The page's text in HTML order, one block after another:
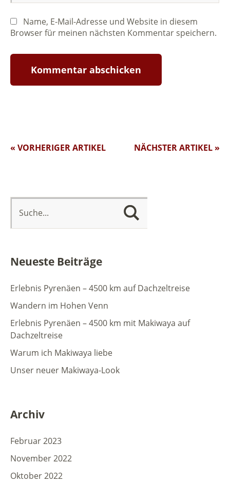
Name, E-Mail-Adresse und Website in diesem
Browser für meinen nächsten Kommentar speichern.
NÄCHSTER ARTIKEL »
« VORHERIGER ARTIKEL
Neueste Beiträge
Erlebnis Pyrenäen – 4500 km auf Dachzeltreise
Wandern im Hohen Venn
Erlebnis Pyrenäen – 4500 km mit Makiwaya auf
Dachzeltreise
Warum ich Makiwaya liebe
Unser neuer Makiwaya-Look
Archiv
Februar 2023
November 2022
Oktober 2022